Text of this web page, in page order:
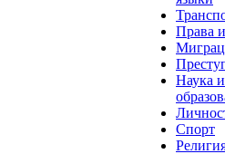
Права
Наука и
Спорт